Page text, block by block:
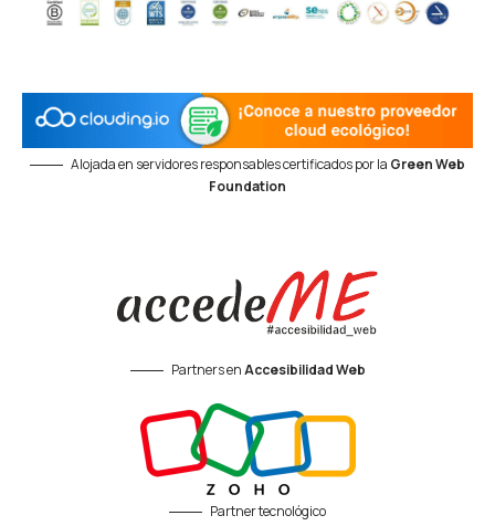
Alojada en servidores responsables certificados por la Green Web
Foundation
Partners enAccesibilidad Web
Partner tecnológico